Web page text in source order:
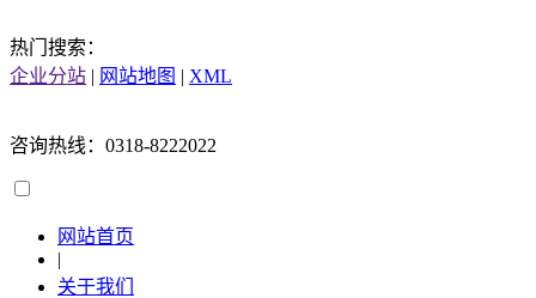
热门搜索：
企业分站 | 网站地图 | XML
咨询热线：0318-8222022
网站首页
|
关于我们